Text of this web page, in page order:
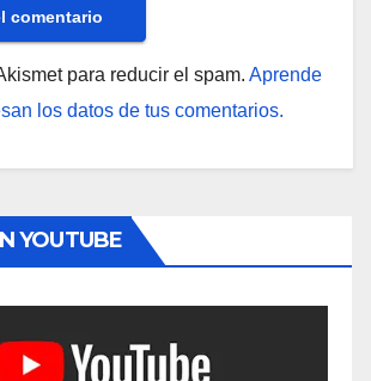
para reducir el spam. Aprende
los datos de tus comentarios.
YOUTUBE